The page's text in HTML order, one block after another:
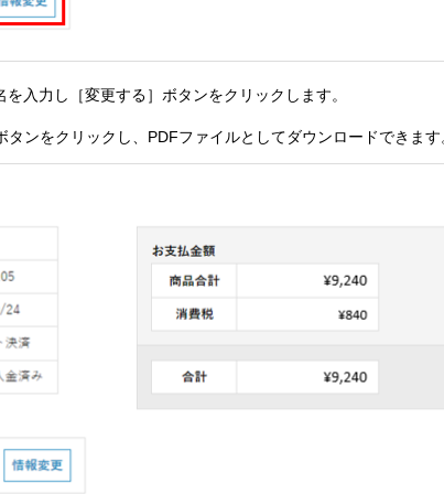
入力し［変更する］ボタンをクリックします。
タンをクリックし、PDFファイルとしてダウンロードできます